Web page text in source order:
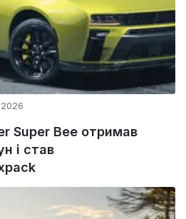
Super Bee отримав
і став